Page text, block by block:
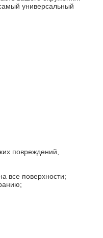
универсальный
повреждений,
все поверхности;